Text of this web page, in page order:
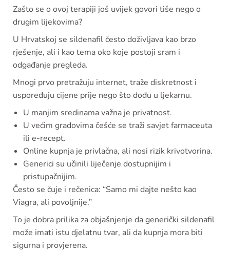
Zašto se o ovoj terapiji još uvijek govori tiše nego o
drugim lijekovima?
U Hrvatskoj se sildenafil često doživljava kao brzo
rješenje, ali i kao tema oko koje postoji sram i
odgađanje pregleda.
Mnogi prvo pretražuju internet, traže diskretnost i
uspoređuju cijene prije nego što dođu u ljekarnu.
U manjim sredinama važna je privatnost.
U većim gradovima češće se traži savjet farmaceuta
ili e-recept.
Online kupnja je privlačna, ali nosi rizik krivotvorina.
Generici su učinili liječenje dostupnijim i
pristupačnijim.
Često se čuje i rečenica: “Samo mi dajte nešto kao
Viagra, ali povoljnije.”
To je dobra prilika za objašnjenje da generički sildenafil
može imati istu djelatnu tvar, ali da kupnja mora biti
sigurna i provjerena.